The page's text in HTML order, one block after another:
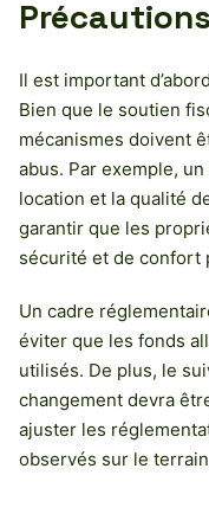
Il est important
Bien que le soutien
mécanismes doivent
abus. Par exemple,
location et la qualité
garantir que les
sécurité et de confort
Un cadre
éviter que les fonds
utilisés. De plus, le
changement devra
ajuster les
observés sur le